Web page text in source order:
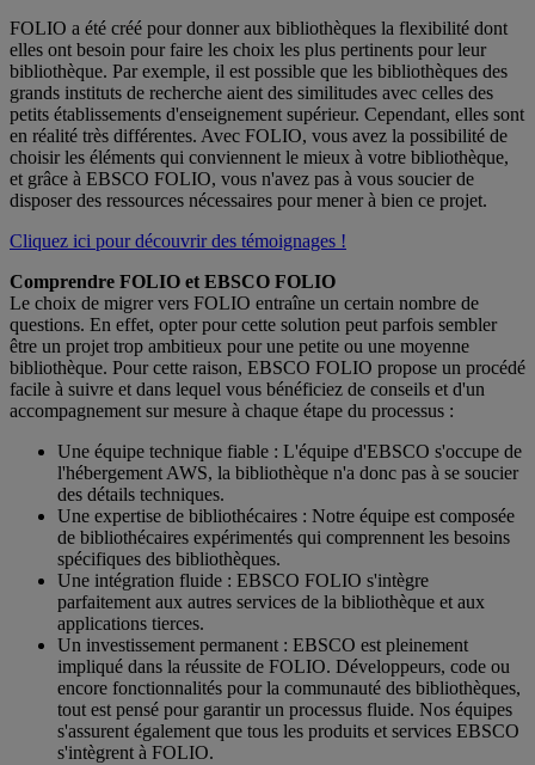
FOLIO a été créé pour donner aux bibliothèques la flexibilité dont
elles ont besoin pour faire les choix les plus pertinents pour leur
bibliothèque. Par exemple, il est possible que les bibliothèques des
grands instituts de recherche aient des similitudes avec celles des
petits établissements d'enseignement supérieur. Cependant, elles sont
en réalité très différentes. Avec FOLIO, vous avez la possibilité de
choisir les éléments qui conviennent le mieux à votre bibliothèque,
et grâce à EBSCO FOLIO, vous n'avez pas à vous soucier de
disposer des ressources nécessaires pour mener à bien ce projet.
Cliquez ici pour découvrir des témoignages !
Comprendre FOLIO et EBSCO FOLIO
Le choix de migrer vers FOLIO entraîne un certain nombre de
questions. En effet, opter pour cette solution peut parfois sembler
être un projet trop ambitieux pour une petite ou une moyenne
bibliothèque. Pour cette raison, EBSCO FOLIO propose un procédé
facile à suivre et dans lequel vous bénéficiez de conseils et d'un
accompagnement sur mesure à chaque étape du processus :
Une équipe technique fiable : L'équipe d'EBSCO s'occupe de
l'hébergement AWS, la bibliothèque n'a donc pas à se soucier
des détails techniques.
Une expertise de bibliothécaires : Notre équipe est composée
de bibliothécaires expérimentés qui comprennent les besoins
spécifiques des bibliothèques.
Une intégration fluide : EBSCO FOLIO s'intègre
parfaitement aux autres services de la bibliothèque et aux
applications tierces.
Un investissement permanent : EBSCO est pleinement
impliqué dans la réussite de FOLIO. Développeurs, code ou
encore fonctionnalités pour la communauté des bibliothèques,
tout est pensé pour garantir un processus fluide. Nos équipes
s'assurent également que tous les produits et services EBSCO
s'intègrent à FOLIO.